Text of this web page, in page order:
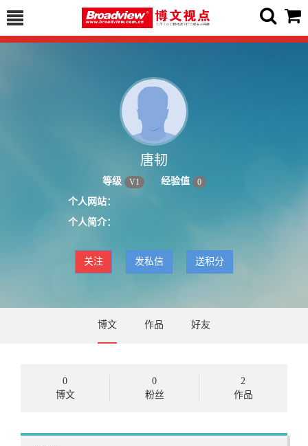
唐韧
等级 V1 经验值 0
个人网站：
个人简介：
关注 发私信 送积分
博文 作品 好友
0
博文
0
粉丝
2
作品